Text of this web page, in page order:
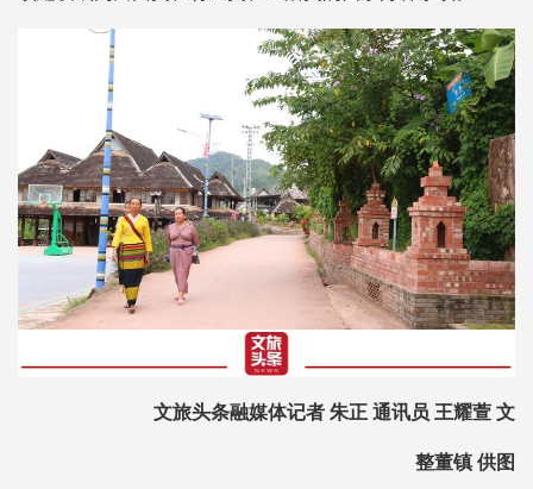
文旅头条融媒体记者 朱正 通讯员 王耀萱 文
整董镇 供图